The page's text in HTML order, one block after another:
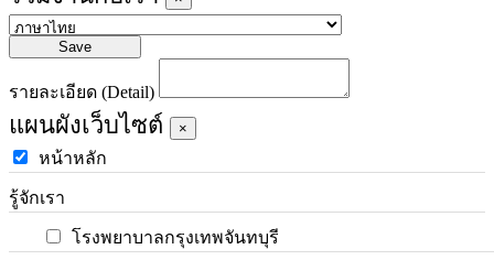
Save
รายละเอียด (Detail)
แผนผังเว็บไซต์ ×
หน้าหลัก
รู้จักเรา
โรงพยาบาลกรุงเทพจันทบุรี